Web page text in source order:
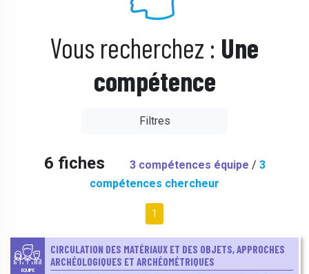
Vous recherchez : Une
compétence
Filtres
6 fiches 3 compétences équipe / 3
compétences chercheur
1
EQUIPE
CIRCULATION DES MATÉRIAUX ET DES OBJETS, APPROCHES
ARCHÉOLOGIQUES ET ARCHÉOMÉTRIQUES